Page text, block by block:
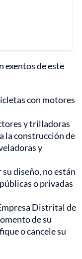
exentos de este
con motores
y trilladoras
la construcción de
y
diseño, no están
o privadas
Distrital de
de su
o cancele su